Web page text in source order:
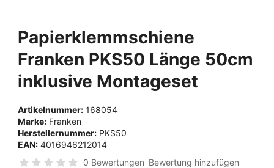
Papierklemmschiene
Franken PKS50 Länge 50cm
inklusive Montageset
Artikelnummer: 168054
Marke: Franken
Herstellernummer: PKS50
EAN: 4016946212014
0 Bewertungen Bewertung hinzufügen